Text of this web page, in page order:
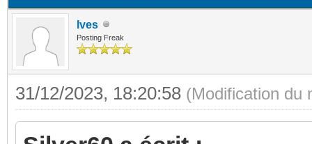
Ives
Posting Freak
31/12/2023, 18:20:58 (Modification du